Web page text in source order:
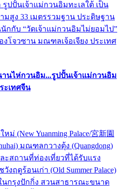
ปปั้นเจ้าแม่กวนอิมทะเลใต้ เป็น
มสูง 33 เมตรรวมฐาน ประดิษฐาน
กกับ “วัดเจ้าแม่กวนอิมไม่ยอมไป”
งโจวซาน มณฑลเจ้อเจียง ประเทศ
านไห่กวนอิม...รูปปั้นเจ้าแม่กวนอิม
ะเทศจีน
(New Yuanming Palace/宮新園
มณฑลกวางตุ้ง (Quangdong)
ะสถานที่ท่องเที่ยวที่ได้รับแรง
ฤดูร้อนเก่า (Old Summer Palace)
กรุงปักกิ่ง สวนสาธารณะขนาด